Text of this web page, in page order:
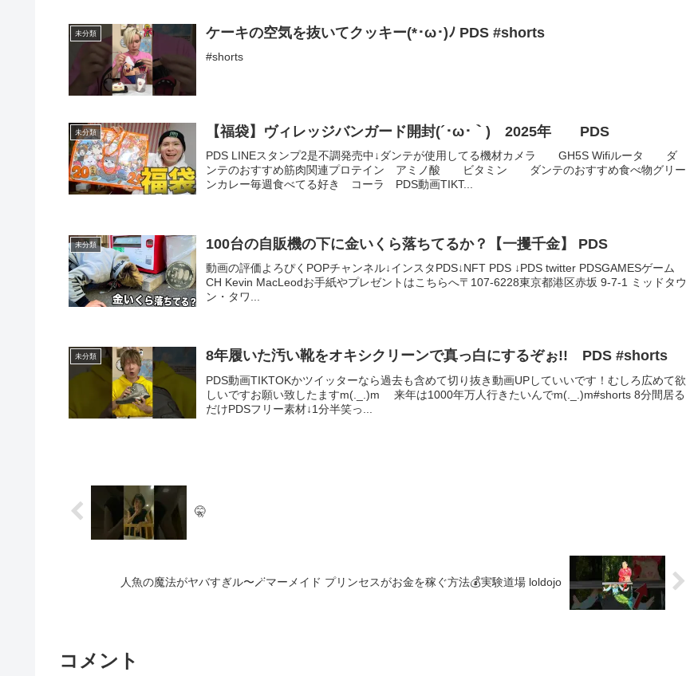
未分類 ケーキの空気を抜いてクッキー(*･ω･)ﾉ PDS #shorts
#shorts
未分類 【福袋】ヴィレッジバンガード開封(´･ω･｀) 2025年 PDS
PDS LINEスタンプ2是不調発売中↓ダンテが使用してる機材カメラ GH5S Wifiルータ ダ
ンテのおすすめ筋肉関連プロテイン アミノ酸 ビタミン ダンテのおすすめ食べ物グリー
ンカレー毎週食べてる好き コーラ PDS動画TIKT...
未分類 100台の自販機の下に金いくら落ちてるか？【一攫千金】 PDS
動画の評価よろぴくPOPチャンネル↓インスタPDS↓NFT PDS ↓PDS twitter PDSGAMESゲーム
CH Kevin MacLeodお手紙やプレゼントはこちらへ〒107-6228東京都港区赤坂 9-7-1 ミッドタウ
ン・タワ...
未分類 8年履いた汚い靴をオキシクリーンで真っ白にするぞぉ!! PDS #shorts
PDS動画TIKTOKかツイッターなら過去も含めて切り抜き動画UPしていいです！むしろ広めて欲
しいですお願い致したますm(._.)m 来年は1000年万人行きたいんでm(._.)m#shorts 8分間居る
だけPDSフリー素材↓1分半笑っ...
🤫
人魚の魔法がヤバすぎル〜🪄マーメイド プリンセスがお金を稼ぐ方法💰実験道場 loldojo
コメント